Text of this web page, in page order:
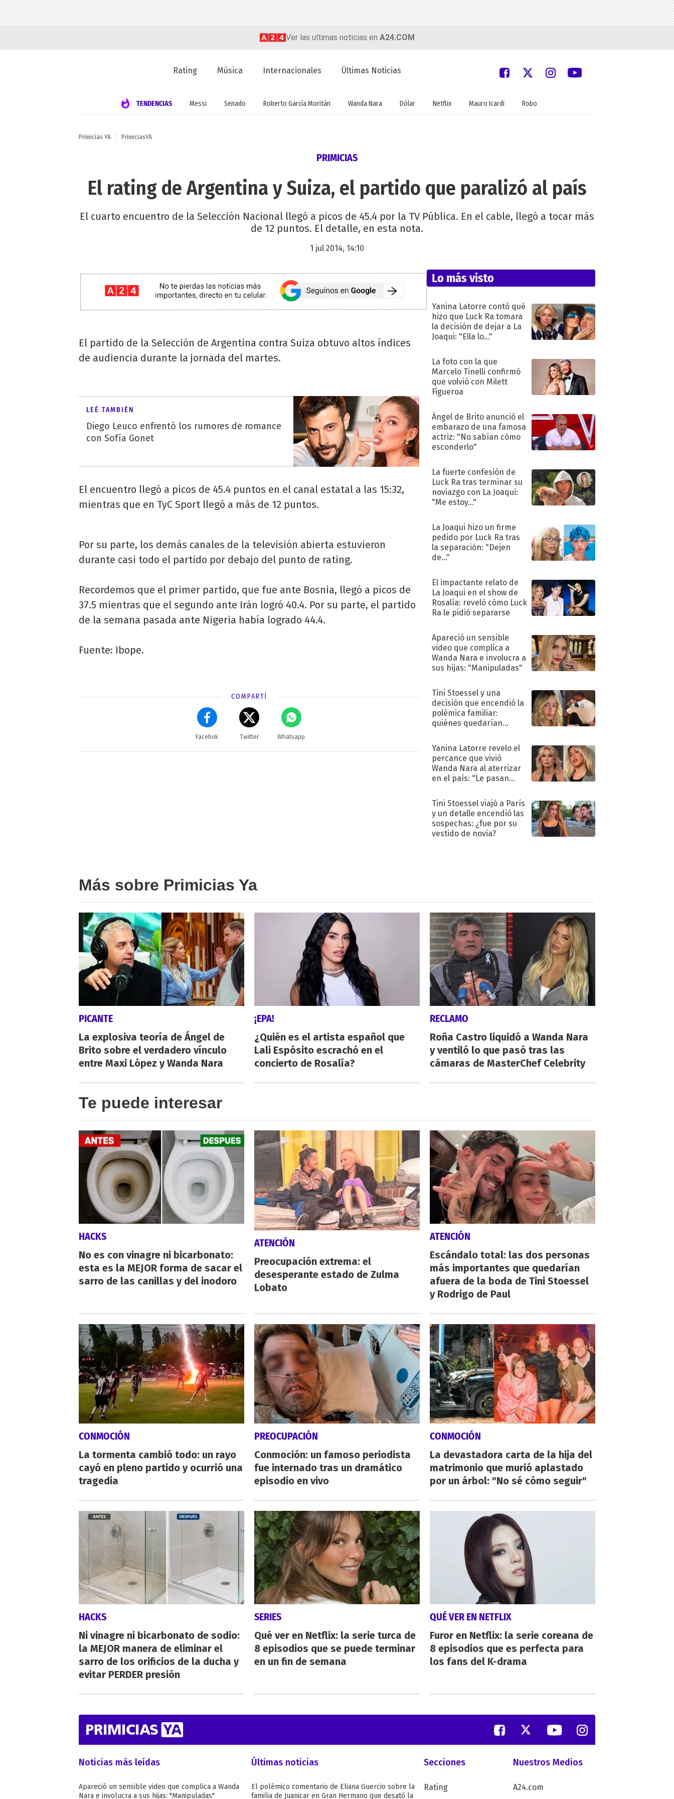
Ver las ultimas noticias en A24.COM
Rating Música Internacionales Últimas Noticias
TENDENCIAS Messi Senado Roberto García Moritán Wanda Nara Dólar Netflix Mauro Icardi Robo
Primicias YA PrimiciasYA
PRIMICIAS
El rating de Argentina y Suiza, el partido que paralizó al país
El cuarto encuentro de la Selección Nacional llegó a picos de 45.4 por la TV Pública. En el cable, llegó a tocar más
de 12 puntos. El detalle, en esta nota.
1 jul 2014, 14:10
El partido de la Selección de Argentina contra Suiza obtuvo altos índices
de audiencia durante la jornada del martes.
LEÉ TAMBIÉN
Diego Leuco enfrentó los rumores de romance
con Sofía Gonet
El encuentro llegó a picos de 45.4 puntos en el canal estatal a las 15:32,
mientras que en TyC Sport llegó a más de 12 puntos.
Por su parte, los demás canales de la televisión abierta estuvieron
durante casi todo el partido por debajo del punto de rating.
Recordemos que el primer partido, que fue ante Bosnia, llegó a picos de
37.5 mientras que el segundo ante Irán logró 40.4. Por su parte, el partido
de la semana pasada ante Nigeria había logrado 44.4.
Fuente: Ibope.
COMPARTÍ
Facebok Twitter Whatsapp
Lo más visto
Yanina Latorre contó qué
hizo que Luck Ra tomara
la decisión de dejar a La
Joaqui: "Ella lo..."
La foto con la que
Marcelo Tinelli confirmó
que volvió con Milett
Figueroa
Ángel de Brito anunció el
embarazo de una famosa
actriz: "No sabían cómo
esconderlo"
La fuerte confesión de
Luck Ra tras terminar su
noviazgo con La Joaqui:
"Me estoy..."
La Joaqui hizo un firme
pedido por Luck Ra tras
la separación: "Dejen
de..."
El impactante relato de
La Joaqui en el show de
Rosalía: reveló cómo Luck
Ra le pidió separarse
Apareció un sensible
video que complica a
Wanda Nara e involucra a
sus hijas: "Manipuladas"
Tini Stoessel y una
decisión que encendió la
polémica familiar:
quiénes quedarían
Yanina Latorre revelo el
percance que vivió
Wanda Nara al aterrizar
en el país: "Le pasan
Tini Stoessel viajó a París
y un detalle encendió las
sospechas: ¿fue por su
vestido de novia?
Más sobre Primicias Ya
PICANTE
La explosiva teoría de Ángel de
Brito sobre el verdadero vínculo
entre Maxi López y Wanda Nara
¡EPA!
¿Quién es el artista español que
Lali Espósito escrachó en el
concierto de Rosalía?
RECLAMO
Roña Castro liquidó a Wanda Nara
y ventiló lo que pasó tras las
cámaras de MasterChef Celebrity
Te puede interesar
HACKS
No es con vinagre ni bicarbonato:
esta es la MEJOR forma de sacar el
sarro de las canillas y del inodoro
ATENCIÓN
Preocupación extrema: el
desesperante estado de Zulma
Lobato
ATENCIÓN
Escándalo total: las dos personas
más importantes que quedarían
afuera de la boda de Tini Stoessel
y Rodrigo de Paul
CONMOCIÓN
La tormenta cambió todo: un rayo
cayó en pleno partido y ocurrió una
tragedia
PREOCUPACIÓN
Conmoción: un famoso periodista
fue internado tras un dramático
episodio en vivo
CONMOCIÓN
La devastadora carta de la hija del
matrimonio que murió aplastado
por un árbol: "No sé cómo seguir"
HACKS
Ni vinagre ni bicarbonato de sodio:
la MEJOR manera de eliminar el
sarro de los orificios de la ducha y
evitar PERDER presión
SERIES
Qué ver en Netflix: la serie turca de
8 episodios que se puede terminar
en un fin de semana
QUÉ VER EN NETFLIX
Furor en Netflix: la serie coreana de
8 episodios que es perfecta para
los fans del K-drama
Noticias más leídas
Apareció un sensible video que complica a Wanda
Nara e involucra a sus hijas: "Manipuladas"
Últimas noticias
El polémico comentario de Eliana Guercio sobre la
familia de Juanicar en Gran Hermano que desató la
Secciones
Rating
Nuestros Medios
A24.com